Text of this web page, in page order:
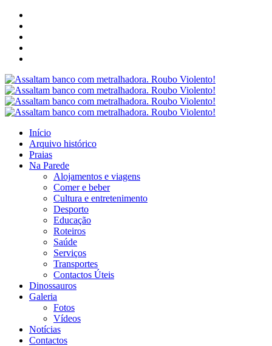
Início
Arquivo histórico
Praias
Na Parede
Alojamentos e viagens
Comer e beber
Cultura e entretenimento
Desporto
Educação
Roteiros
Saúde
Serviços
Transportes
Contactos Úteis
Dinossauros
Galeria
Fotos
Vídeos
Notícias
Contactos